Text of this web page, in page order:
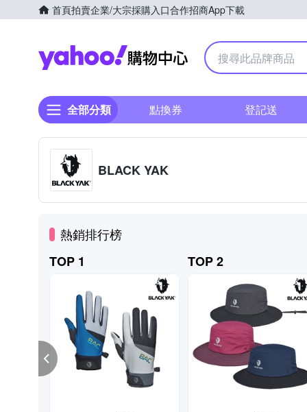
首頁拍賣企業/大宗採購入口合作招商App下載
Yahoo購物中心
全部分類 點換券 登記送
BLACK YAK
熱銷排行榜
TOP 1
TOP 2